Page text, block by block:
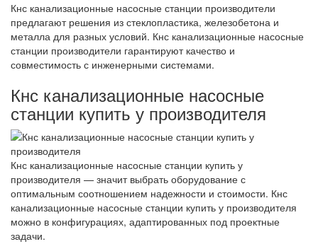
Кнс канализационные насосные станции производители
предлагают решения из стеклопластика, железобетона и
металла для разных условий. Кнс канализационные насосные
станции производители гарантируют качество и
совместимость с инженерными системами.
Кнс канализационные насосные
станции купить у производителя
Кнс канализационные насосные станции купить у
производителя — значит выбрать оборудование с
оптимальным соотношением надежности и стоимости. Кнс
канализационные насосные станции купить у производителя
можно в конфигурациях, адаптированных под проектные
задачи.